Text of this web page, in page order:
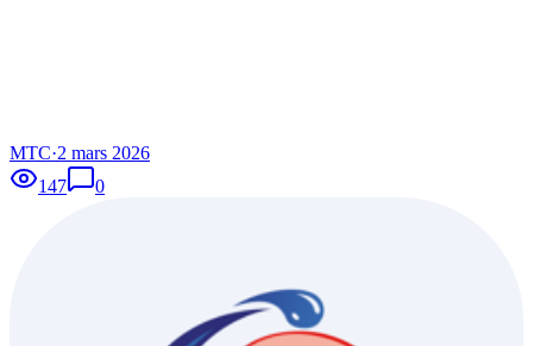
MTC·2 mars 2026
147
0